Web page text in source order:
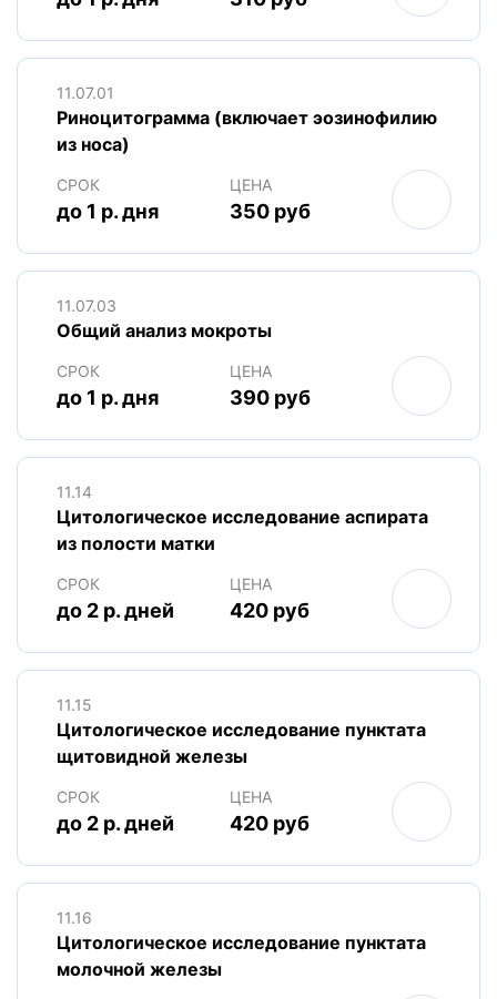
11.07.01
Риноцитограмма (включает эозинофилию
из носа)
СРОК
до 1 р. дня
ЦЕНА
350 руб
11.07.03
Общий анализ мокроты
СРОК
до 1 р. дня
ЦЕНА
390 руб
11.14
Цитологическое исследование аспирата
из полости матки
СРОК
до 2 р. дней
ЦЕНА
420 руб
11.15
Цитологическое исследование пунктата
щитовидной железы
СРОК
до 2 р. дней
ЦЕНА
420 руб
11.16
Цитологическое исследование пунктата
молочной железы